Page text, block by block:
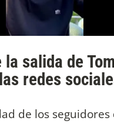
la salida de Tom
redes
de los seguidores